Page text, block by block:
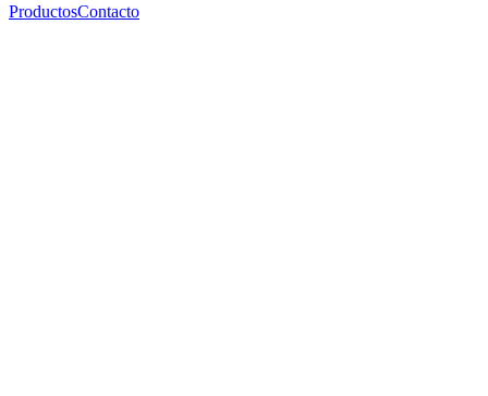
ProductosContacto